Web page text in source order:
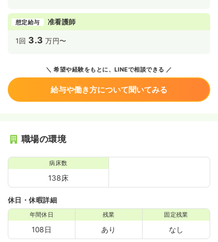
想定給与 准看護師
1回 3.3 万円〜
希望や経験をもとに、LINEで相談できる
給与や働き方について聞いてみる
職場の環境
病床数
138床
休日・休暇詳細
年間休日
108日
残業
あり
固定残業
なし